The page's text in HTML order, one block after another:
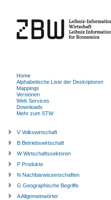
Home
Alphabetische Liste der Deskriptoren
Mappings
Versionen
Web Services
Downloads
Mehr zum STW
V Volkswirtschaft
B Betriebswirtschaft
W Wirtschaftssektoren
P Produkte
N Nachbarwissenschaften
G Geographische Begriffe
A Allgemeinwörter